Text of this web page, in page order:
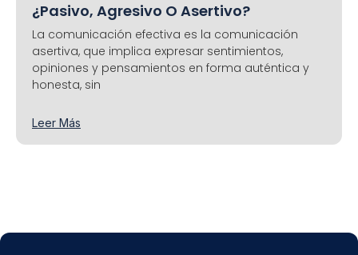
¿Pasivo, Agresivo O Asertivo?
La comunicación efectiva es la comunicación
asertiva, que implica expresar sentimientos,
opiniones y pensamientos en forma auténtica y
honesta, sin
Leer Más